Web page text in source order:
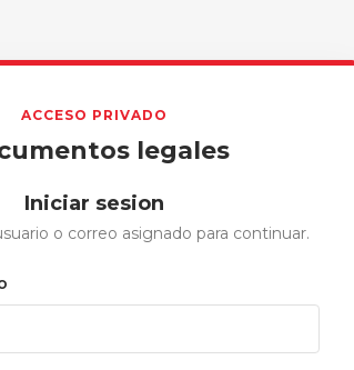
ACCESO PRIVADO
legales
Iniciar sesion
o correo asignado para continuar.